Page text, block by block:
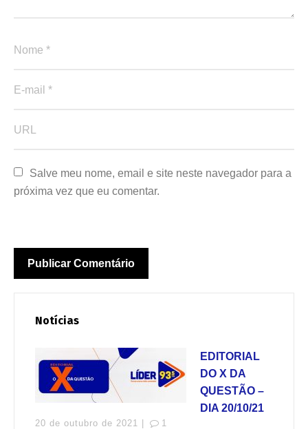
Salve meu nome, email e site neste navegador para a
próxima vez que eu comentar.
Notícias
EDITORIAL
DO X DA
QUESTÃO –
DIA 20/10/21
20 de outubro de 2021 | 1